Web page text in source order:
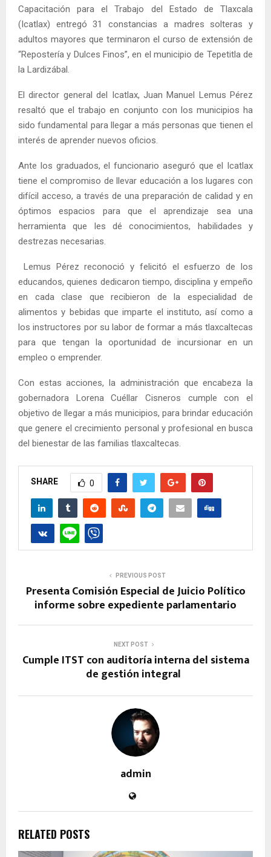
Capacitación para el Trabajo del Estado de Tlaxcala
(Icatlax) entregó 31 constancias a madres solteras y
adultos mayores que terminaron el curso de extensión de
“Repostería y Dulces Finos”, en el municipio de Tepetitla de
la Lardizábal.
El director general del Icatlax, Juan Manuel Lemus Pérez
resaltó que el trabajo en conjunto con los municipios ha
sido fundamental para llegar a más personas que tienen el
interés de aprender nuevos oficios.
Ante los graduados, el funcionario aseguró que el Icatlax
tiene el compromiso de llevar educación a los lugares con
difícil acceso, a través de una preparación de calidad y en
óptimos espacios para que el aprendizaje sea una
herramienta que les dé conocimientos, habilidades y
destrezas necesarias.
Lemus Pérez reconoció y felicitó el esfuerzo de los
educandos, quienes dedicaron tiempo, disciplina y empeño
en cada clase que recibieron de la especialidad de
alimentos y bebidas que imparte el instituto, así como a
los instructores por su labor de formar a más tlaxcaltecas
para que tengan la oportunidad de incursionar en un
empleo o emprender.
Con estas acciones, la administración que encabeza la
gobernadora Lorena Cuéllar Cisneros cumple con el
objetivo de llegar a más municipios, para brindar educación
que genere el crecimiento personal y profesional en busca
del bienestar de las familias tlaxcaltecas.
SHARE 0
PREVIOUS POST
Presenta Comisión Especial de Juicio Político
informe sobre expediente parlamentario
NEXT POST
Cumple ITST con auditoría interna del sistema
de gestión integral
admin
RELATED POSTS